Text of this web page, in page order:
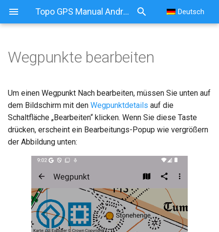
Topo GPS Manual Android Deutsch
Wegpunkte bearbeiten
Titel und Beschreibung
bearbeiten
Fotos bearbeiten
Auf Karte verschieben
Symbol ändern
Wegpunkte bearbeiten
Um einen Wegpunkt Nach bearbeiten, müssen Sie unten auf
dem Bildschirm mit den Wegpunktdetails auf die
Schaltfläche „Bearbeiten“ klicken. Wenn Sie diese Taste
drücken, erscheint ein Bearbeitungs-Popup wie vergrößern
der Abbildung unten: